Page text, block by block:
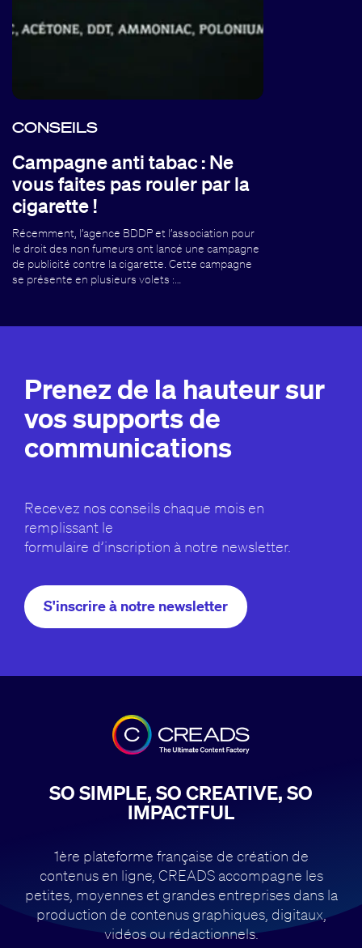
CONSEILS
Campagne anti tabac : Ne
vous faites pas rouler par la
cigarette !
Récemment, l’agence BDDP et l’association pour
le droit des non fumeurs ont lancé une campagne
de publicité contre la cigarette. Cette campagne
se présente en plusieurs volets :…
Prenez de la hauteur sur
vos supports de
communications
Recevez nos conseils chaque mois en
remplissant le
formulaire d’inscription à notre newsletter.
S'inscrire à notre newsletter
SO SIMPLE, SO CREATIVE, SO
IMPACTFUL
1ère plateforme française de création de
contenus en ligne, CREADS accompagne les
petites, moyennes et grandes entreprises dans la
production de contenus graphiques, digitaux,
vidéos ou rédactionnels.